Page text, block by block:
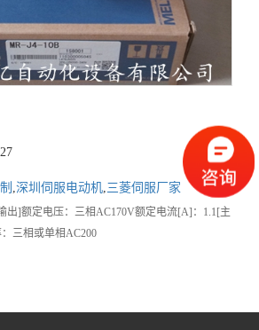
深圳伺服电动机 三菱伺服厂家
出]额定电压：三相AC170V额定电流[A]：1.1[主
三相或单相AC200